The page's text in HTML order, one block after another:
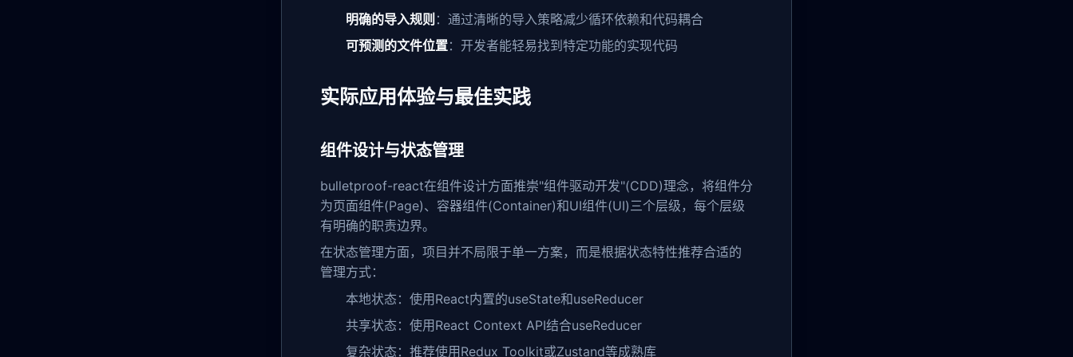
明确的导入规则 ：通过清晰的导入策略减少循环依赖和代码耦合
可预测的文件位置：开发者能轻易找到特定功能的实现代码
实际应用体验与最佳实践
组件设计与状态管理
bulletproof-react在组件设计方面推崇"组件驱动开发"(CDD)理念，将组件分
为页面组件(Page)、容器组件(Container)和UI组件(UI)三个层级，每个层级
有明确的职责边界。
在状态管理方面，项目并不局限于单一方案，而是根据状态特性推荐合适的
管理方式：
本地状态：使用React内置的useState和useReducer
共享状态：使用React Context API结合useReducer
复杂状态：推荐使用Redux Toolkit或Zustand等成熟库